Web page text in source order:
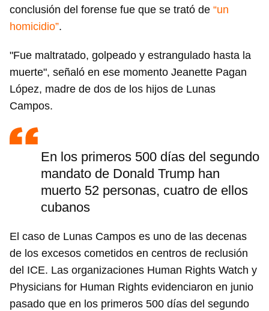
conclusión del forense fue que se trató de “un
homicidio”.
"Fue maltratado, golpeado y estrangulado hasta la
muerte", señaló en ese momento Jeanette Pagan
López, madre de dos de los hijos de Lunas
Campos.
En los primeros 500 días del segundo
mandato de Donald Trump han
muerto 52 personas, cuatro de ellos
cubanos
El caso de Lunas Campos es uno de las decenas
de los excesos cometidos en centros de reclusión
del ICE. Las organizaciones Human Rights Watch y
Physicians for Human Rights evidenciaron en junio
pasado que en los primeros 500 días del segundo